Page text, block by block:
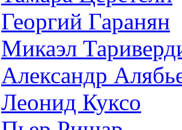
Георгий Гаранян
Микаэл
Александр
Леонид Куксо